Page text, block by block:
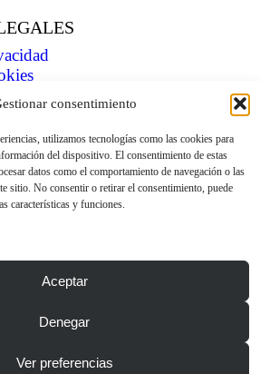
consentimiento
utilizamos tecnologías como las cookies para
del dispositivo. El consentimiento de estas
datos como el comportamiento de navegación o las
sitio. No consentir o retirar el consentimiento, puede
características y funciones.
Aceptar
Denegar
Ver preferencias
venta